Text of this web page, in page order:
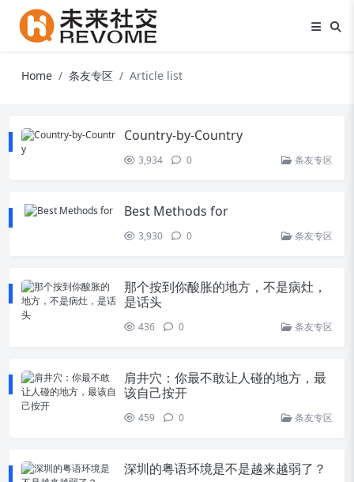
Home 条友专区 Article list
Country-by-Country
3,934 0 条友专区
Best Methods for
3,930 0 条友专区
那个按到你酸胀的地方，不是病灶，
是话头
436 0 条友专区
肩井穴：你最不敢让人碰的地方，最
该自己按开
459 0 条友专区
深圳的粤语环境是不是越来越弱了？